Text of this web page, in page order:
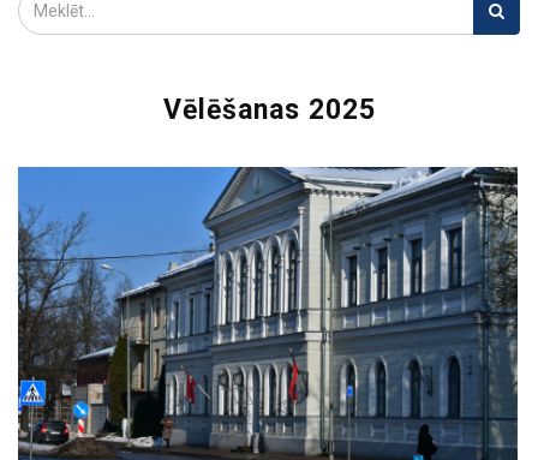
Vēlēšanas 2025